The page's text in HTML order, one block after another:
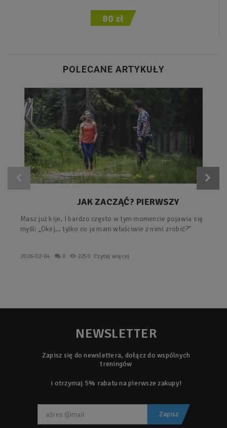
80 zł
POLECANE ARTYKUŁY
JAK ZACZĄĆ? PIERWSZY
PLAN KROK PO KROKU.
Masz już kije. I bardzo często w tym momencie pojawia się
myśl: „Okej… tylko co ja mam właściwie z nimi zrobić?”
2026-02-04 0 2250 Czytaj więcej
NEWSLETTER
Zapisz się do newslettera, dołącz do wspólnych
treningów
i otrzymaj 5% rabatu na pierwsze zakupy!
Zapisz